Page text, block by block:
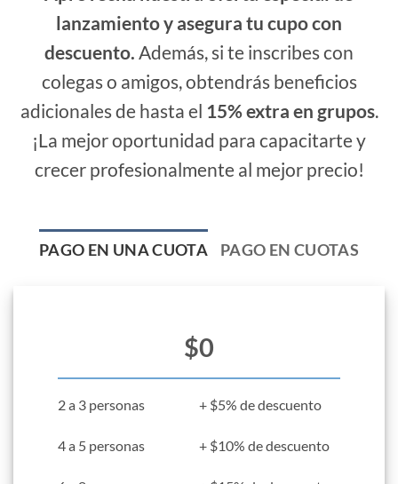
lanzamiento y asegura tu cupo con
descuento. Además, si te inscribes con
colegas o amigos, obtendrás beneficios
adicionales de hasta el 15% extra en grupos.
¡La mejor oportunidad para capacitarte y
crecer profesionalmente al mejor precio!
PAGO EN UNA CUOTA PAGO EN CUOTAS
$0
2 a 3 personas + $5% de descuento
4 a 5 personas + $10% de descuento